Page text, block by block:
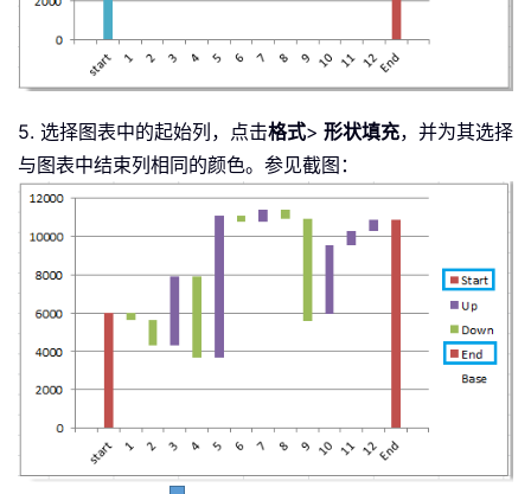
5. 选择图表中的起始列，点击格式> 形状填充，并为其选择
与图表中结束列相同的颜色。参见截图：